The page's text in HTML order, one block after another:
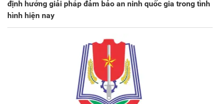
định hướng giải pháp đảm bảo an ninh quốc gia trong tình
hình hiện nay